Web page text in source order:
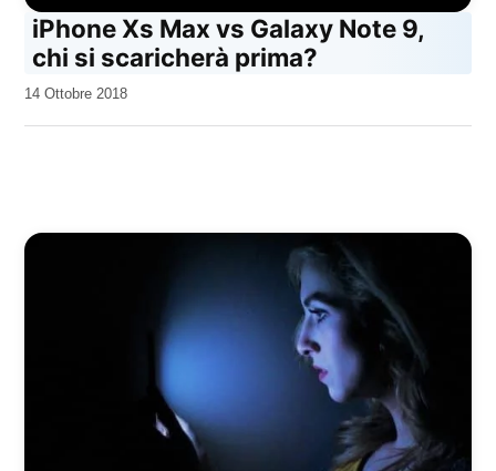
iPhone Xs Max vs Galaxy Note 9,
chi si scaricherà prima?
da
14 Ottobre 2018